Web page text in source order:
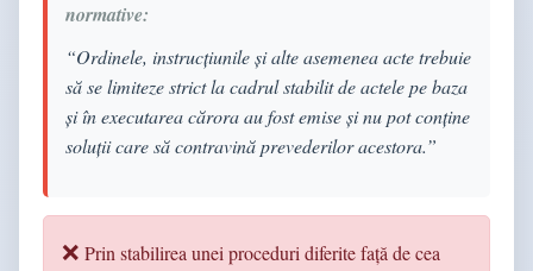
normative:
“Ordinele, instrucțiunile și alte asemenea acte trebuie
să se limiteze strict la cadrul stabilit de actele pe baza
și în executarea cărora au fost emise și nu pot conține
soluții care să contravină prevederilor acestora.”
Prin stabilirea unei proceduri diferite față de cea